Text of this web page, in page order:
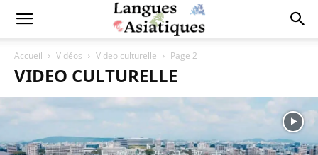
Accueil Vidéos Video culturelle Page 2
VIDEO CULTURELLE